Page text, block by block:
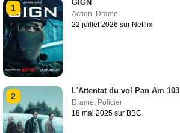
1
GIGN
Action, Drame
22 juillet 2026 sur Netflix
2
L'Attentat du vol Pan Am 103
Drame, Policier
18 mai 2025 sur BBC